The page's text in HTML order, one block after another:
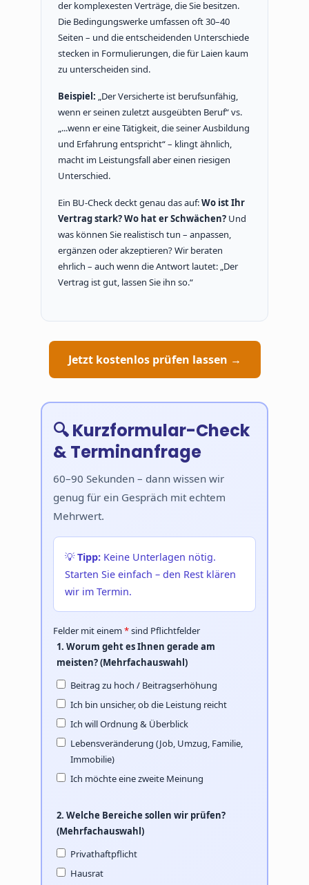
der komplexesten Verträge, die Sie besitzen.
Die Bedingungswerke umfassen oft 30–40
Seiten – und die entscheidenden Unterschiede
stecken in Formulierungen, die für Laien kaum
zu unterscheiden sind.
Beispiel: „Der Versicherte ist berufsunfähig,
wenn er seinen zuletzt ausgeübten Beruf“ vs.
„...wenn er eine Tätigkeit, die seiner Ausbildung
und Erfahrung entspricht“ – klingt ähnlich,
macht im Leistungsfall aber einen riesigen
Unterschied.
Ein BU-Check deckt genau das auf:Wo ist Ihr
Vertrag stark? Wo hat er Schwächen? Und
was können Sie realistisch tun – anpassen,
ergänzen oder akzeptieren? Wir beraten
ehrlich – auch wenn die Antwort lautet: „Der
Vertrag ist gut, lassen Sie ihn so.“
Jetzt kostenlos prüfen lassen →
🔍 Kurzformular-Check
& Terminanfrage
60–90 Sekunden – dann wissen wir
genug für ein Gespräch mit echtem
Mehrwert.
💡Tipp: Keine Unterlagen nötig.
Starten Sie einfach – den Rest klären
wir im Termin.
Felder mit einem*sind Pflichtfelder
1. Worum geht es Ihnen gerade am
meisten? (Mehrfachauswahl)
Beitrag zu hoch / Beitragserhöhung
Ich bin unsicher, ob die Leistung reicht
Ich will Ordnung & Überblick
Lebensveränderung (Job, Umzug, Familie,
Immobilie)
Ich möchte eine zweite Meinung
2. Welche Bereiche sollen wir prüfen?
(Mehrfachauswahl)
Privathaftpflicht
Hausrat